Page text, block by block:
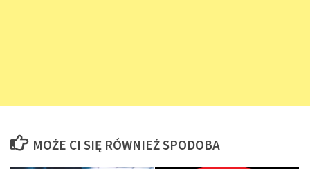
MOŻE CI SIĘ RÓWNIEŻ SPODOBA